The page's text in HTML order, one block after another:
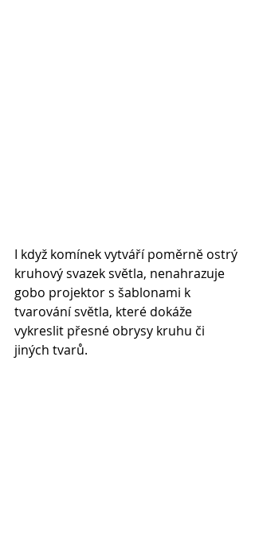
I když komínek vytváří poměrně ostrý
kruhový svazek světla, nenahrazuje
gobo projektor s šablonami k
tvarování světla, které dokáže
vykreslit přesné obrysy kruhu či
jiných tvarů.